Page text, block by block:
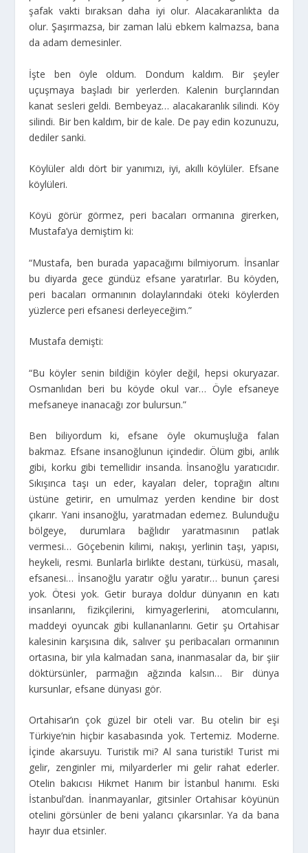
şafak vakti bıraksan daha iyi olur. Alacakaranlıkta da
olur. Şaşırmazsa, bir zaman lalü ebkem kalmazsa, bana
da adam demesinler.
İşte ben öyle oldum. Dondum kaldım. Bir şeyler
uçuşmaya başladı bir yerlerden. Kalenin burçlarından
kanat sesleri geldi. Bembeyaz… alacakaranlık silindi. Köy
silindi. Bir ben kaldım, bir de kale. De pay edin kozunuzu,
dediler sanki.
Köylüler aldı dört bir yanımızı, iyi, akıllı köylüler. Efsane
köylüleri.
Köyü görür görmez, peri bacaları ormanına girerken,
Mustafa’ya demiştim ki:
“Mustafa, ben burada yapacağımı bilmiyorum. İnsanlar
bu diyarda gece gündüz efsane yaratırlar. Bu köyden,
peri bacaları ormanının dolaylarındaki öteki köylerden
yüzlerce peri efsanesi derleyeceğim.”
Mustafa demişti:
“Bu köyler senin bildiğin köyler değil, hepsi okuryazar.
Osmanlıdan beri bu köyde okul var… Öyle efsaneye
mefsaneye inanacağı zor bulursun.”
Ben biliyordum ki, efsane öyle okumuşluğa falan
bakmaz. Efsane insanoğlunun içindedir. Ölüm gibi, arılık
gibi, korku gibi temellidir insanda. İnsanoğlu yaratıcıdır.
Sıkışınca taşı un eder, kayaları deler, toprağın altını
üstüne getirir, en umulmaz yerden kendine bir dost
çıkarır. Yani insanoğlu, yaratmadan edemez. Bulunduğu
bölgeye, durumlara bağlıdır yaratmasının patlak
vermesi… Göçebenin kilimi, nakışı, yerlinin taşı, yapısı,
heykeli, resmi. Bunlarla birlikte destanı, türküsü, masalı,
efsanesi… İnsanoğlu yaratır oğlu yaratır… bunun çaresi
yok. Ötesi yok. Getir buraya doldur dünyanın en katı
insanlarını, fizikçilerini, kimyagerlerini, atomcularını,
maddeyi oyuncak gibi kullananlarını. Getir şu Ortahisar
kalesinin karşısına dik, salıver şu peribacaları ormanının
ortasına, bir yıla kalmadan sana, inanmasalar da, bir şiir
döktürsünler, parmağın ağzında kalsın… Bir dünya
kursunlar, efsane dünyası gör.
Ortahisar’ın çok güzel bir oteli var. Bu otelin bir eşi
Türkiye’nin hiçbir kasabasında yok. Tertemiz. Moderne.
İçinde akarsuyu. Turistik mi? Al sana turistik! Turist mi
gelir, zenginler mi, milyarderler mi gelir rahat ederler.
Otelin bakıcısı Hikmet Hanım bir İstanbul hanımı. Eski
İstanbul’dan. İnanmayanlar, gitsinler Ortahisar köyünün
otelini görsünler de beni yalancı çıkarsınlar. Ya da bana
hayır dua etsinler.